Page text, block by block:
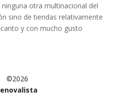
otra multinacional del
sino de tiendas relativamente
y con mucho gusto
©2026